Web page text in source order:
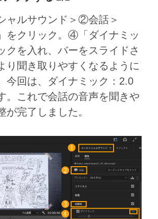
ャルサウンド＞②会話＞
をクリック。④「ダイナミッ
クを入れ、バーをスライドさ
り聞き取りやすくなるように
今回は、ダイナミック：2.0
。これで会話の音声を聞きや
が完了しました。